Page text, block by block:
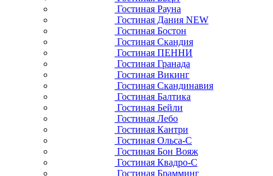
Гостиная Рауна
Гостиная Дания NEW
Гостиная Бостон
Гостиная Скандия
Гостиная ПЕННИ
Гостиная Гранада
Гостиная Викинг
Гостиная Скандинавия
Гостиная Балтика
Гостиная Бейли
Гостиная Лебо
Гостиная Кантри
Гостиная Ольса-С
Гостиная Бон Вояж
Гостиная Квадро-С
Гостиная Брамминг